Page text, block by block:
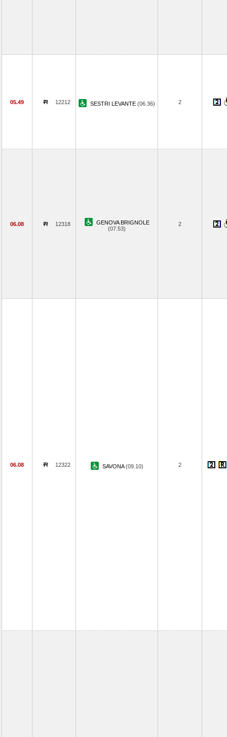
05.49 12212 SESTRI LEVANTE (06.36) 2
06.08 12318
GENOVA BRIGNOLE
(07.53)
2
06.08 12322 SAVONA(09.10) 2